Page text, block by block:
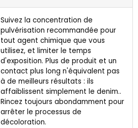
Suivez la concentration de
pulvérisation recommandée pour
tout agent chimique que vous
utilisez, et limiter le temps
d'exposition. Plus de produit et un
contact plus long n'équivalent pas
à de meilleurs résultats : ils
affaiblissent simplement le denim..
Rincez toujours abondamment pour
arrêter le processus de
décoloration.